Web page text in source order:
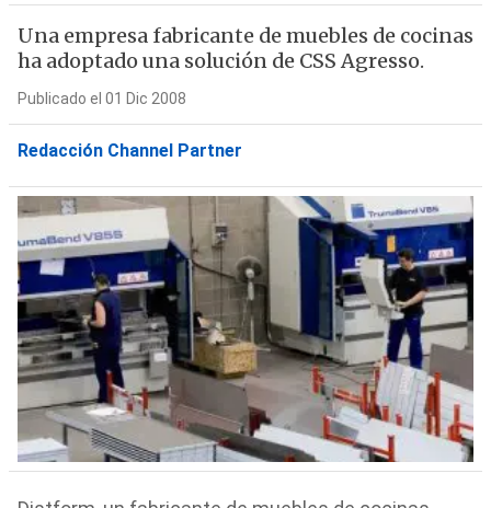
Una empresa fabricante de muebles de cocinas
ha adoptado una solución de CSS Agresso.
Publicado el 01 Dic 2008
Redacción Channel Partner